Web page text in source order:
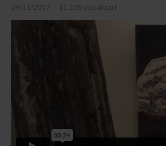
29/11/2017 11.158 vizualizari